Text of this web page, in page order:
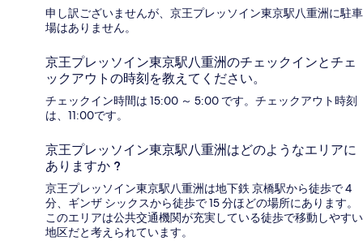
申し訳ございませんが、京王プレッソイン東京駅八重洲に駐車
場はありません。
京王プレッソイン東京駅八重洲のチェックインとチェ
ックアウトの時刻を教えてください。
チェックイン時間は 15:00 ～ 5:00 です。チェックアウト時刻
は、11:00です。
京王プレッソイン東京駅八重洲はどのようなエリアに
ありますか ?
京王プレッソイン東京駅八重洲は地下鉄 京橋駅から徒歩で 4
分、ギンザ シックスから徒歩で 15 分ほどの場所にあります。
このエリアは公共交通機関が充実している徒歩で移動しやすい
地区だと考えられています。